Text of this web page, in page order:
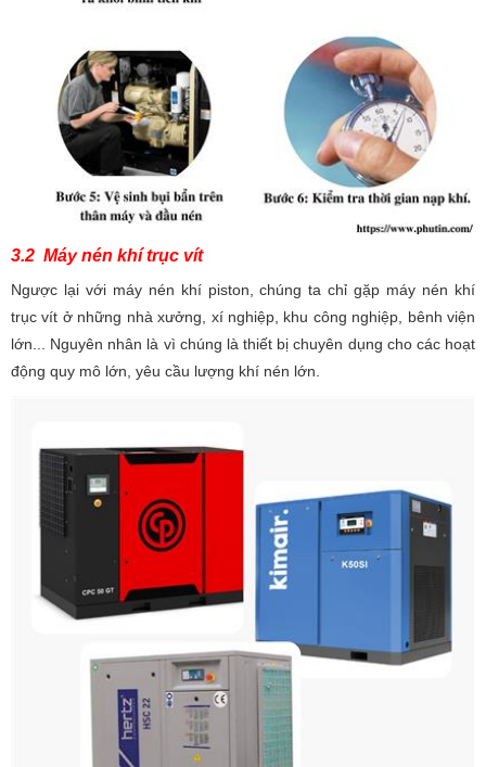
3.2 Máy nén khí trục vít
Ngược lại với máy nén khí piston, chúng ta chỉ gặp máy nén khí
trục vít ở những nhà xưởng, xí nghiệp, khu công nghiệp, bênh viện
lớn... Nguyên nhân là vì chúng là thiết bị chuyên dụng cho các hoạt
động quy mô lớn, yêu cầu lượng khí nén lớn.